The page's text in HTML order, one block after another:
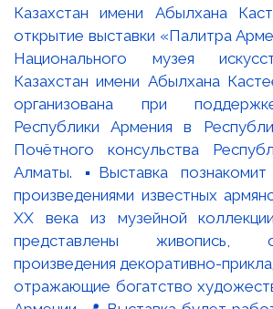
Казахстан имени Абылхана
открытие выставки «Палитра
Национального музея
Казахстан имени Абылхана
организована при
Республики Армения в
Почётного консульства
Алматы. ▪️Выставка
произведениями известных
XX века из музейной
представлены живопись,
произведения декоративно-
отражающие богатство